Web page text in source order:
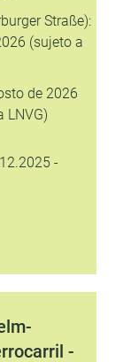
Straße):
(sujeto a
de 2026
LNVG)
-
-